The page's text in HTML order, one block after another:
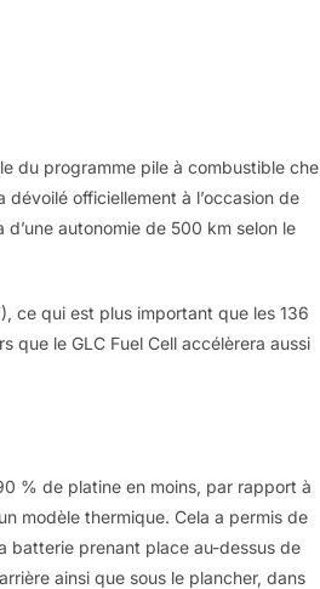
du programme pile à combustible
dévoilé officiellement à l’occasion de
autonomie de 500 km selon le
ce qui est plus important que les 136
que le GLC Fuel Cell accélèrera aussi
% de platine en moins, par rapport à
modèle thermique. Cela a permis de
batterie prenant place au-dessus de
ainsi que sous le plancher, dans